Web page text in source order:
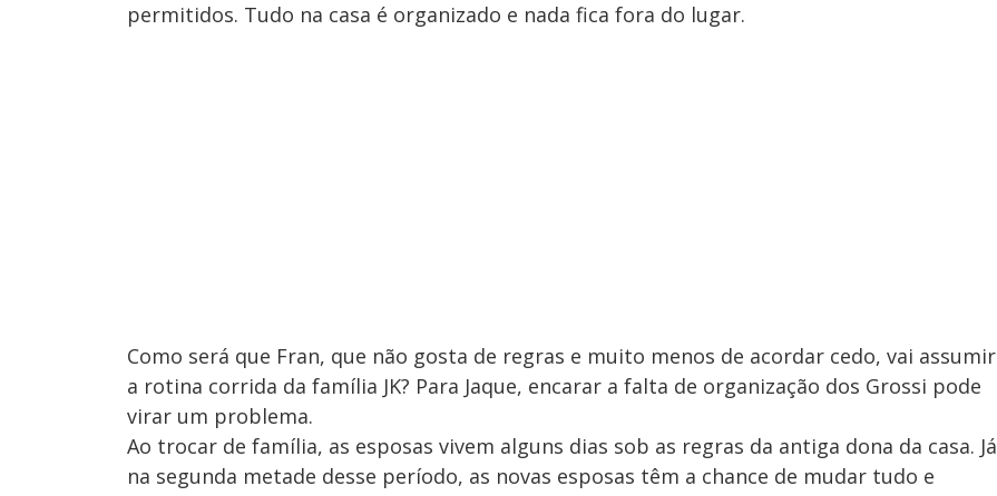
permitidos. Tudo na casa é organizado e nada fica fora do lugar.
Como será que Fran, que não gosta de regras e muito menos de acordar cedo, vai assumir
a rotina corrida da família JK? Para Jaque, encarar a falta de organização dos Grossi pode
virar um problema.
Ao trocar de família, as esposas vivem alguns dias sob as regras da antiga dona da casa. Já
na segunda metade desse período, as novas esposas têm a chance de mudar tudo e